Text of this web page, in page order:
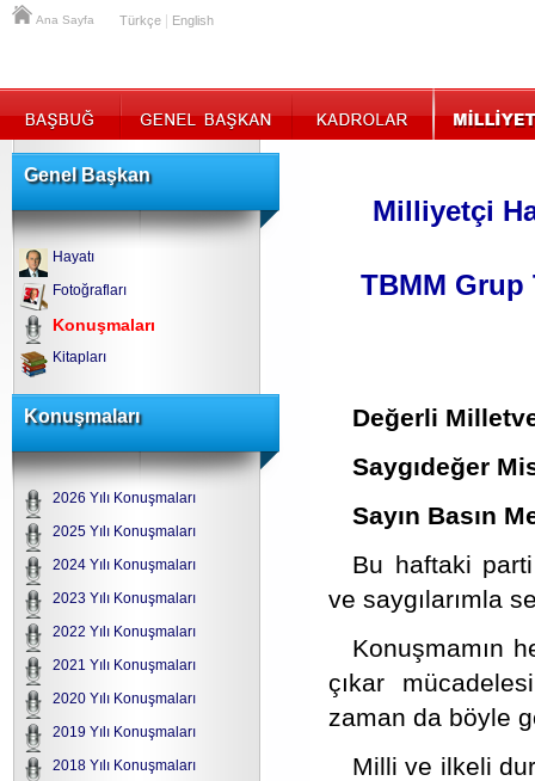
Ana Sayfa Türkçe English
Genel Başkan
Hayatı
Fotoğrafları
Konuşmaları
Kitapları
Konuşmaları
2026 Yılı Konuşmaları
2025 Yılı Konuşmaları
2024 Yılı Konuşmaları
2023 Yılı Konuşmaları
2022 Yılı Konuşmaları
2021 Yılı Konuşmaları
2020 Yılı Konuşmaları
2019 Yılı Konuşmaları
2018 Yılı Konuşmaları
Milliyetçi
TBMM Grup
Değerli
Saygıdeğer
Sayın Basın
Bu haftaki
ve saygılarımla
Konuşmamın
çıkar
zaman da böyle
Milli ve ilkeli